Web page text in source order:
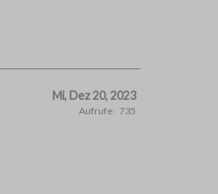
Mi, Dez 20, 2023
Aufrufe: 735